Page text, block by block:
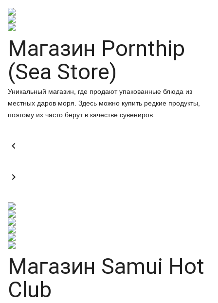
Магазин Pornthip
(Sea Store)
Уникальный магазин, где продают упакованные блюда из
местных даров моря. Здесь можно купить редкие продукты,
поэтому их часто берут в качестве сувениров.


Магазин Samui Hot
Club